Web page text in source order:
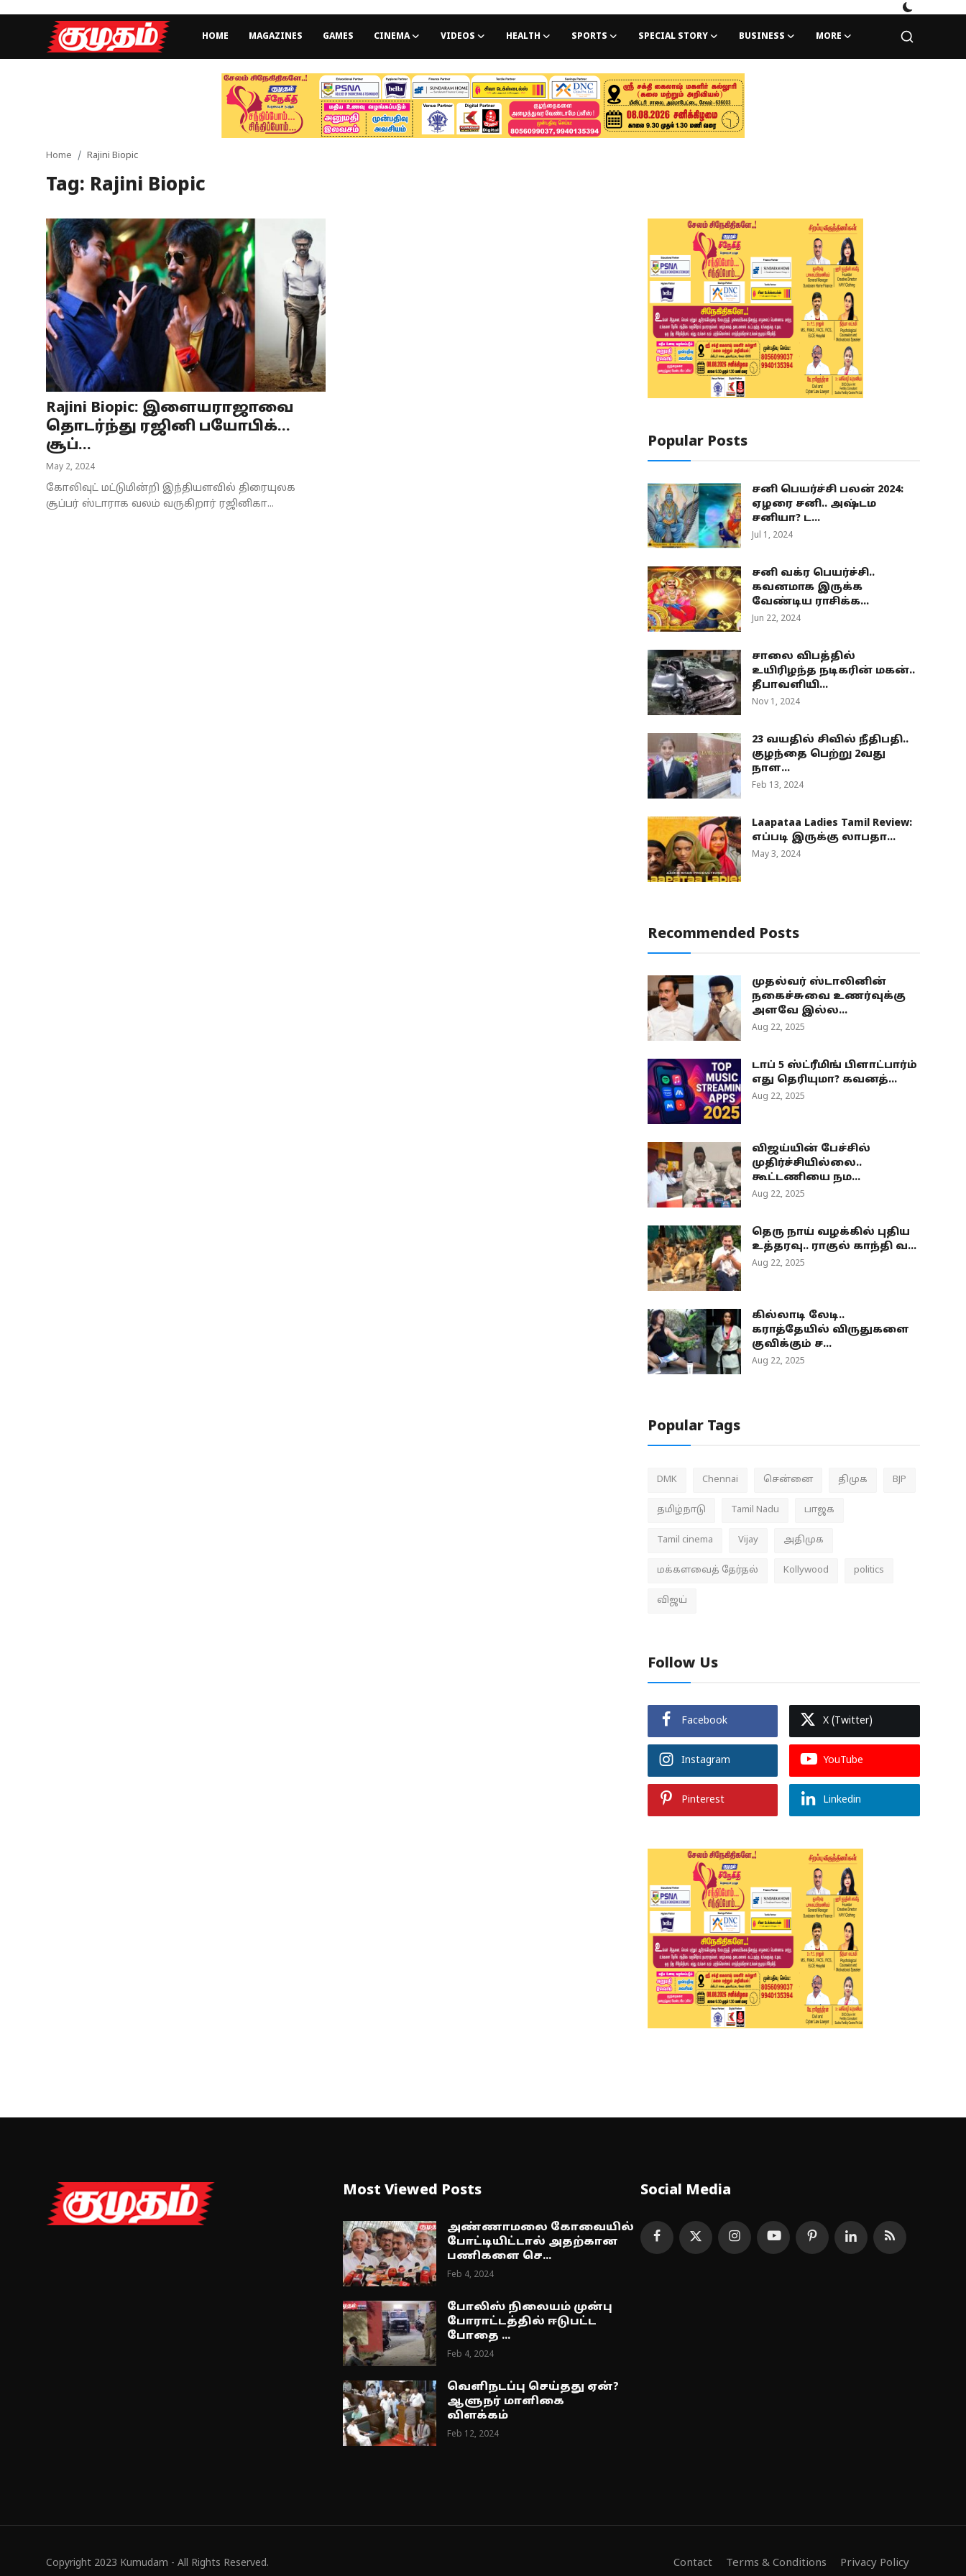
HOME MAGAZINES GAMES CINEMA VIDEOS HEALTH SPORTS SPECIAL STORY BUSINESS MORE
Games
Videos
Health
Special Story
Business
Tamilnadu
National
Astrology
Home Rajini Biopic
Tag: Rajini Biopic
Rajini Biopic: இளையராஜாவை
தொடர்ந்து ரஜினி பயோபிக்…
சூப்...
May 2, 2024
கோலிவுட் மட்டுமின்றி இந்தியளவில் திரையுலக
சூப்பர் ஸ்டாராக வலம் வருகிறார் ரஜினிகா...
Popular Posts
சனி பெயர்ச்சி பலன் 2024:
ஏழரை சனி.. அஷ்டம
சனியா? ட...
Jul 1, 2024
சனி வக்ர பெயர்ச்சி..
கவனமாக இருக்க
வேண்டிய ராசிக்க...
Jun 22, 2024
சாலை விபத்தில்
உயிரிழந்த நடிகரின் மகன்..
தீபாவளியி...
Nov 1, 2024
23 வயதில் சிவில் நீதிபதி..
குழந்தை பெற்று 2வது
நாள...
Feb 13, 2024
Laapataa Ladies Tamil Review:
எப்படி இருக்கு லாபதா...
May 3, 2024
Recommended Posts
முதல்வர் ஸ்டாலினின்
நகைச்சுவை உணர்வுக்கு
அளவே இல்ல...
Aug 22, 2025
டாப் 5 ஸ்ட்ரீமிங் பிளாட்பார்ம்
எது தெரியுமா? கவனத்...
Aug 22, 2025
விஜய்யின் பேச்சில்
முதிர்ச்சியில்லை..
கூட்டணியை நம...
Aug 22, 2025
தெரு நாய் வழக்கில் புதிய
உத்தரவு.. ராகுல் காந்தி வ...
Aug 22, 2025
கில்லாடி லேடி..
கராத்தேயில் விருதுகளை
குவிக்கும் ச...
Aug 22, 2025
Popular Tags
DMK Chennai சென்னை திமுக BJP
தமிழ்நாடு Tamil Nadu பாஜக
Tamil cinema Vijay அதிமுக
மக்களவைத் தேர்தல் Kollywood politics
விஜய்
Follow Us
Facebook X (Twitter)
Instagram YouTube
Pinterest Linkedin
Most Viewed Posts
அண்ணாமலை கோவையில்
போட்டியிட்டால் அதற்கான
பணிகளை செ...
Feb 4, 2024
போலிஸ் நிலையம் முன்பு
போராட்டத்தில் ஈடுபட்ட
போதை ...
Feb 4, 2024
வெளிநடப்பு செய்தது ஏன்?
ஆளுநர் மாளிகை
விளக்கம்
Feb 12, 2024
Social Media
Copyright 2023 Kumudam - All Rights Reserved. Contact Terms & Conditions Privacy Policy